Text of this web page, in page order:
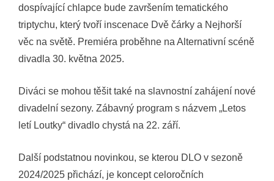
dospívající chlapce bude završením tematického
triptychu, který tvoří inscenace Dvě čárky a Nejhorší
věc na světě. Premiéra proběhne na Alternativní scéně
divadla 30. května 2025.
Diváci se mohou těšit také na slavnostní zahájení nové
divadelní sezony. Zábavný program s názvem „Letos
letí Loutky“ divadlo chystá na 22. září.
Další podstatnou novinkou, se kterou DLO v sezoně
2024/2025 přichází, je koncept celoročních